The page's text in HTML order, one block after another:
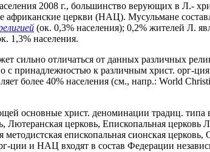
2008 г., большинство верующих в Л.-
африканские церкви (НАЦ). Мусульмане
(ок. 0,3% населения); 0,2% жителей Л.
1,3% населения.
сильно отличаться от данных различных
с принадлежностью к различным христ. орг-
более 40% населения (см., напр.: World
основные христ. деноминации традиц. типа
Лютеранская церковь, Епископальная
методистская епископальная сионская
ции и НАЦ входят в состав Федерации